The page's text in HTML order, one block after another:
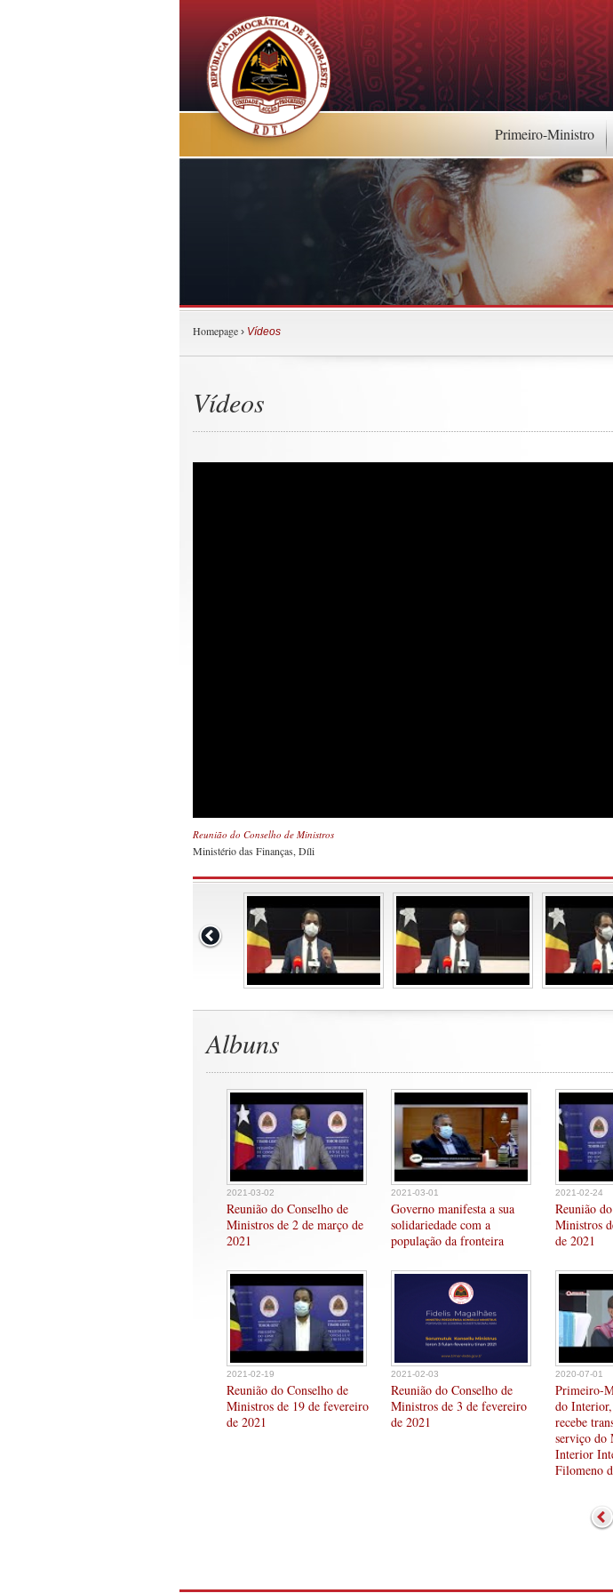
Primeiro-Ministro
Homepage › Vídeos
Vídeos
Reunião do Conselho de Ministros
Ministério das Finanças, Díli
Albuns
2021-03-02
Reunião do Conselho de
Ministros de 2 de março de
2021
2021-03-01
Governo manifesta a sua
solidariedade com a
população da fronteira
2021-02-24
Reunião
Ministros
de 2021
2021-02-19
Reunião do Conselho de
Ministros de 19 de fevereiro
de 2021
2021-02-03
Reunião do Conselho de
Ministros de 3 de fevereiro
de 2021
2020-07-01
Primeiro-
do
recebe
serviço do
Interior
Filomeno